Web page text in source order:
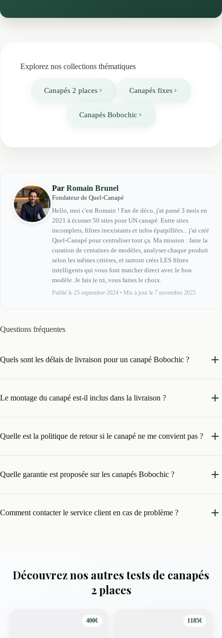
Explorez nos collections thématiques
Canapés 2 places Canapés fixes
Canapés Bobochic
Par Romain Brunel
Fondateur de Quel-Canapé
Hello, moi c'est Romain ! Fan de déco, j'ai passé 3 mois en
2021 à écumer 50 sites pour UN canapé. Entre sites
incomplets, filtres inexistants et infos éparpillées... j'ai créé
Quel-Canapé pour centraliser tout ça. Ma mission : faire la
curation de centaines de modèles, analyser chaque produit
selon les mêmes critères, et surtout créer LES filtres
intelligents qui vous font matcher direct avec le bon
modèle. Je fais le tri, vous faites le choix.
Publié le 25 septembre 2024 • Mis à jour le 7 novembre 2025
Questions fréquentes
Quels sont les délais de livraison pour un canapé Bobochic ?
Le montage du canapé est-il inclus dans la livraison ?
Quelle est la politique de retour si le canapé ne me convient pas ?
Quelle garantie est proposée sur les canapés Bobochic ?
Comment contacter le service client en cas de problème ?
Découvrez nos autres tests de canapés
2 places
400€ 1185€